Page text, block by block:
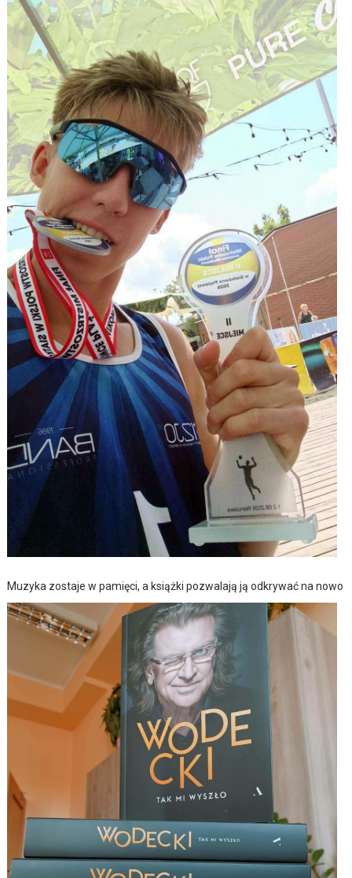
Muzyka zostaje w pamięci, a książki pozwalają ją odkrywać na nowo